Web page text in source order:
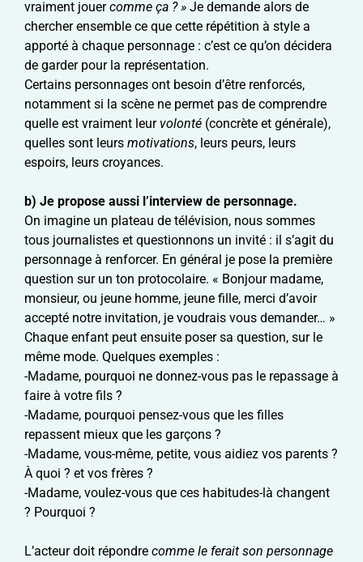
vraiment jouercomme ça ? » Je demande alors de
chercher ensemble ce que cette répétition à style a
apporté à chaque personnage : c’est ce qu’on décidera
de garder pour la représentation.
Certains personnages ont besoin d’être renforcés,
notamment si la scène ne permet pas de comprendre
quelle est vraiment leur volonté (concrète et générale),
quelles sont leurs motivations, leurs peurs, leurs
espoirs, leurs croyances.
b) Je propose aussi l’interview de personnage.
On imagine un plateau de télévision, nous sommes
tous journalistes et questionnons un invité : il s’agit du
personnage à renforcer. En général je pose la première
question sur un ton protocolaire. « Bonjour madame,
monsieur, ou jeune homme, jeune fille, merci d’avoir
accepté notre invitation, je voudrais vous demander… »
Chaque enfant peut ensuite poser sa question, sur le
même mode. Quelques exemples :
-Madame, pourquoi ne donnez-vous pas le repassage à
faire à votre fils ?
-Madame, pourquoi pensez-vous que les filles
repassent mieux que les garçons ?
-Madame, vous-même, petite, vous aidiez vos parents ?
À quoi ? et vos frères ?
-Madame, voulez-vous que ces habitudes-là changent
? Pourquoi ?
L’acteur doit répondre comme le ferait son personnage